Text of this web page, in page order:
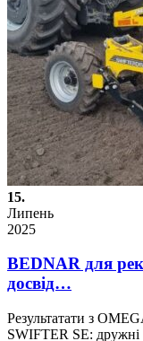
15.
Липень
2025
BEDNAR для
досвід…
Результатати з
SWIFTER SE: дружні